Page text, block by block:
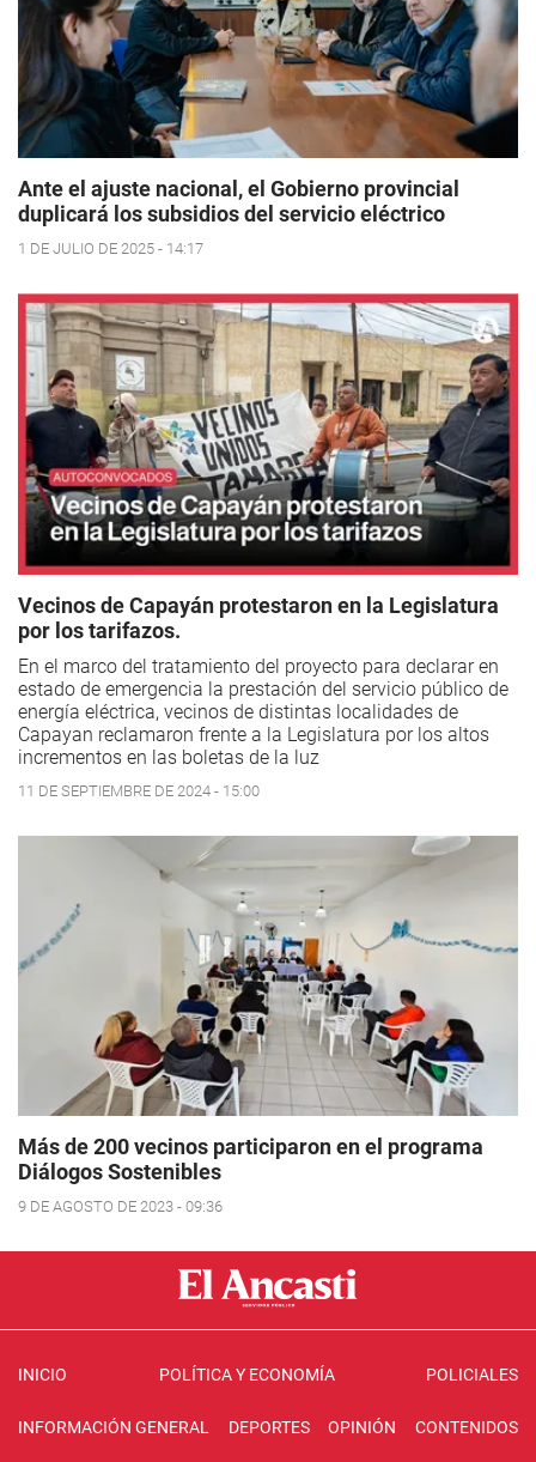
Ante el ajuste nacional, el Gobierno provincial
duplicará los subsidios del servicio eléctrico
1 DE JULIO DE 2025 - 14:17
Vecinos de Capayán protestaron en la Legislatura
por los tarifazos.
En el marco del tratamiento del proyecto para declarar en
estado de emergencia la prestación del servicio público de
energía eléctrica, vecinos de distintas localidades de
Capayan reclamaron frente a la Legislatura por los altos
incrementos en las boletas de la luz
11 DE SEPTIEMBRE DE 2024 - 15:00
Más de 200 vecinos participaron en el programa
Diálogos Sostenibles
9 DE AGOSTO DE 2023 - 09:36
INICIO POLÍTICA Y ECONOMÍA POLICIALES
INFORMACIÓN GENERAL DEPORTES OPINIÓN CONTENIDOS